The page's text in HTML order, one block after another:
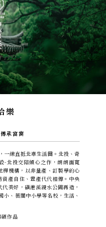
樂
承富寓
一線直抵北車生活圈。北投、奇
-北投交陪傾心之作，朗朗面寬
樺機構，以非量產、訂製學的心
產自住、置產代代相傳。中央
美好，磺港溪親水公園再造，
、薇閣中小學等名校，生活、
碩作品